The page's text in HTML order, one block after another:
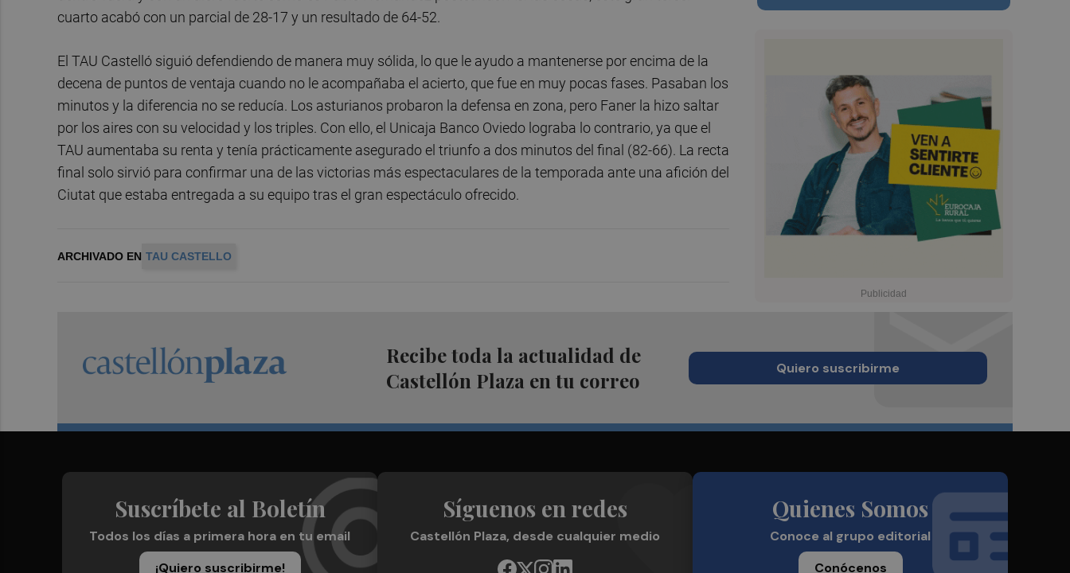
cuarto acabó con un parcial de 28-17 y un resultado de 64-52.
El TAU Castelló siguió defendiendo de manera muy sólida, lo que le ayudo a mantenerse por encima de la
decena de puntos de ventaja cuando no le acompañaba el acierto, que fue en muy pocas fases. Pasaban los
minutos y la diferencia no se reducía. Los asturianos probaron la defensa en zona, pero Faner la hizo saltar
por los aires con su velocidad y los triples. Con ello, el Unicaja Banco Oviedo lograba lo contrario, ya que el
TAU aumentaba su renta y tenía prácticamente asegurado el triunfo a dos minutos del final (82-66). La recta
final solo sirvió para confirmar una de las victorias más espectaculares de la temporada ante una afición del
Ciutat que estaba entregada a su equipo tras el gran espectáculo ofrecido.
ARCHIVADO EN TAU CASTELLO
Recibe toda la actualidad de
Castellón Plaza en tu correo
Quiero suscribirme
Suscríbete al Boletín
Todos los días a primera hora en tu email
¡Quiero suscribirme!
Síguenos en redes
Castellón Plaza, desde cualquier medio
Quienes Somos
Conoce al grupo editorial
Conócenos